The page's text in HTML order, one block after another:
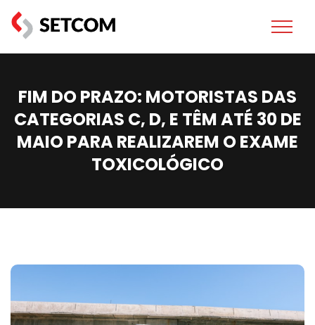
FIM DO PRAZO: MOTORISTAS DAS
CATEGORIAS C, D, E TÊM ATÉ 30 DE
MAIO PARA REALIZAREM O EXAME
TOXICOLÓGICO